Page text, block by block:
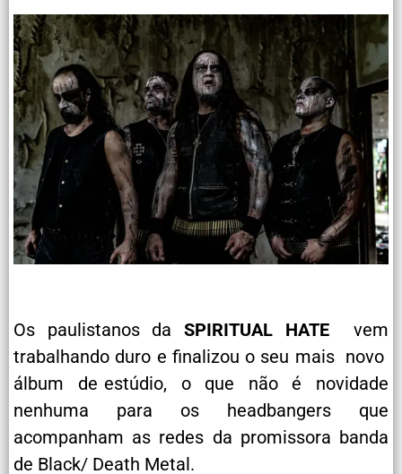
Os paulistanos da SPIRITUAL HATEvem
trabalhando duro e finalizou o seu mais novo
álbum de estúdio, o que não é novidade
nenhuma para os headbangers que
acompanham as redes da promissora banda
de Black/ Death Metal.